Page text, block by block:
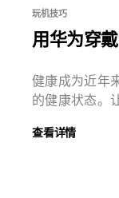
玩机技巧
用华为穿
健康成为近年
的健康状态。
查看详情